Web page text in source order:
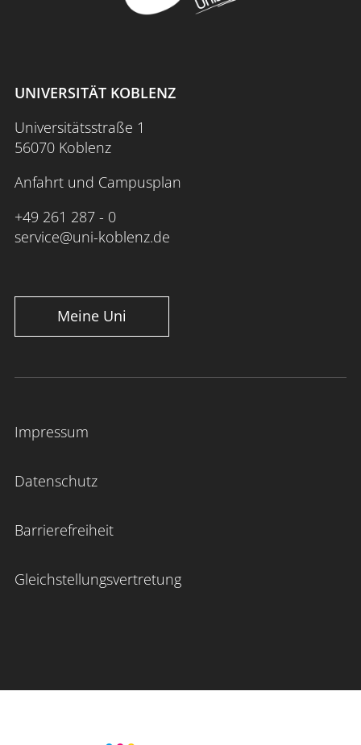
UNIVERSITÄT KOBLENZ
Universitätsstraße 1
56070 Koblenz
Anfahrt und Campusplan
+49 261 287 - 0
service@uni-koblenz.de
Meine Uni
Impressum
Datenschutz
Barrierefreiheit
Gleichstellungsvertretung